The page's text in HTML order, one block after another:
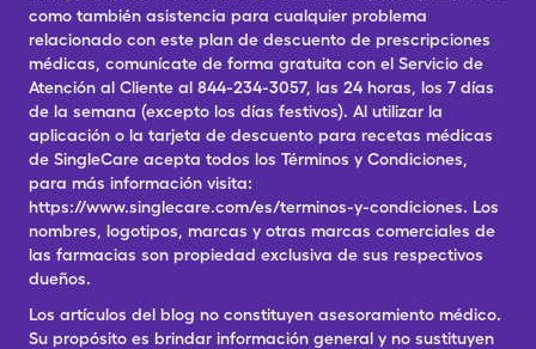
como también asistencia para cualquier problema
relacionado con este plan de descuento de prescripciones
médicas, comunícate de forma gratuita con el Servicio de
Atención al Cliente al 844-234-3057, las 24 horas, los 7 días
de la semana (excepto los días festivos). Al utilizar la
aplicación o la tarjeta de descuento para recetas médicas
de SingleCare acepta todos los Términos y Condiciones,
para más información visita:
https://www.singlecare.com/es/terminos-y-condiciones. Los
nombres, logotipos, marcas y otras marcas comerciales de
las farmacias son propiedad exclusiva de sus respectivos
dueños.
Los artículos del blog no constituyen asesoramiento médico.
Su propósito es brindar información general y no sustituyen